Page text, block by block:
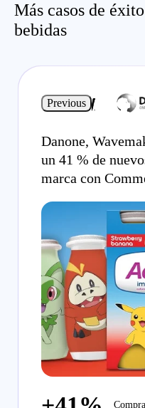
Más casos de
bebidas
Previous
Danone,
un 41 % de
marca con